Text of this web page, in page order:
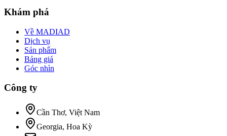
Khám phá
Về MADIAD
Dịch vụ
Sản phẩm
Bảng giá
Góc nhìn
Công ty
Cần Thơ, Việt Nam
Georgia, Hoa Kỳ